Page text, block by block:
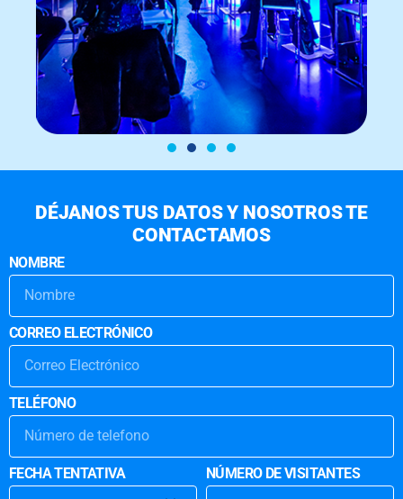
DÉJANOS TUS DATOS Y NOSOTROS TE
CONTACTAMOS
NOMBRE
CORREO ELECTRÓNICO
TELÉFONO
FECHA TENTATIVA NÚMERO DE VISITANTES